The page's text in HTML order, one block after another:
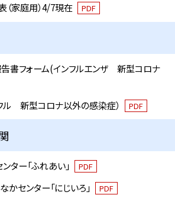
家庭用）4/7現在 PDF
書フォーム(インフルエンザ 新型コロナ
ル 新型コロナ以外の感染症） PDF
ター「ふれあい」 PDF
センター「にじいろ」 PDF